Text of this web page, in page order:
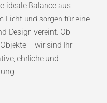
ideale Balance aus
Licht und sorgen für eine
Design vereint. Ob
– wir sind Ihr
ehrliche und